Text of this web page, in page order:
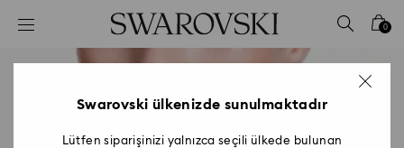
Accesskeys list
0 - Header
2 - Footer
0
Swarovski ülkenizde sunulmaktadır
Lütfen siparişinizi yalnızca seçili ülkede bulunan